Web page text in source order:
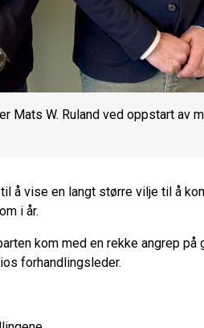
Mats W. Ruland ved oppstart av
å vise en langt større vilje til å
i år.
kom med en rekke angrep på
forhandlingsleder.